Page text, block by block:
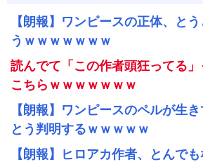
【朗報】ワンピースの正体、と
うｗｗｗｗｗｗｗ
読んでて「この作者頭狂ってる
こちらｗｗｗｗｗｗｗ
【朗報】ワンピースのペルが生
とう判明するｗｗｗｗｗ
【朗報】ヒロアカ作者、とんで